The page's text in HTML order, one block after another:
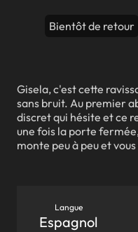
Bientôt de retour
Gisela, c'est cette
sans bruit. Au premier
discret qui hésite et ce
une fois la porte
monte peu à peu et
Langue
Espagnol